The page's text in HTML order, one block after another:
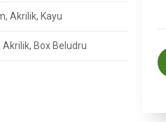
Akrilik, Kayu
Akrilik, Box Beludru